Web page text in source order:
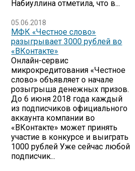
Набиуллина отметила, что в...
05.06.2018
МФК «Честное слово»
разыгрывает 3000 рублей во
«ВКонтакте»
Онлайн-сервис
микрокредитования «Честное
слово» объявляет о начале
розыгрыша денежных призов.
До 6 июня 2018 года каждый
из подписчиков официального
аккаунта компании во
«ВКонтакте» может принять
участие в конкурсе и выиграть
1000 рублей Уже сейчас любой
подписчик...